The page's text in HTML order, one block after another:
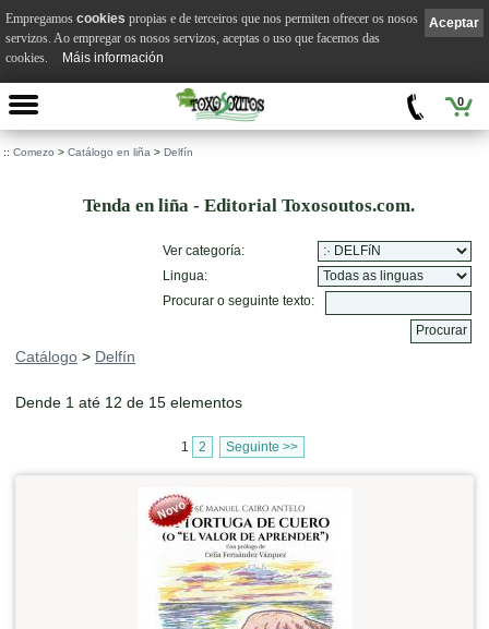
0
:: Comezo > Catálogo en liña > Delfín
Tenda en liña - Editorial Toxosoutos.com.
Ver categoría:
Lingua:
Procurar o seguinte texto:
Catálogo > Delfín
Dende 1 até 12 de 15 elementos
1 2 Seguinte >>
Aceptar
Empregamos cookies propias e de terceiros que nos permiten ofrecer os nosos
servizos. Ao empregar os nosos servizos, aceptas o uso que facemos das
cookies.
Máis información